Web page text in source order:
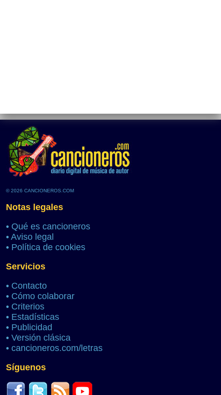
© 2026 CANCIONEROS.COM
Notas legales
• Qué es cancioneros
• Aviso legal
• Política de cookies
Servicios
• Contacto
• Cómo colaborar
• Criterios
• Estadísticas
• Publicidad
• Versión clásica
• cancioneros.com/letras
Síguenos